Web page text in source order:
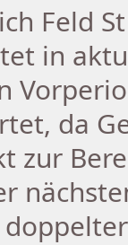
Feld
in
da
zur